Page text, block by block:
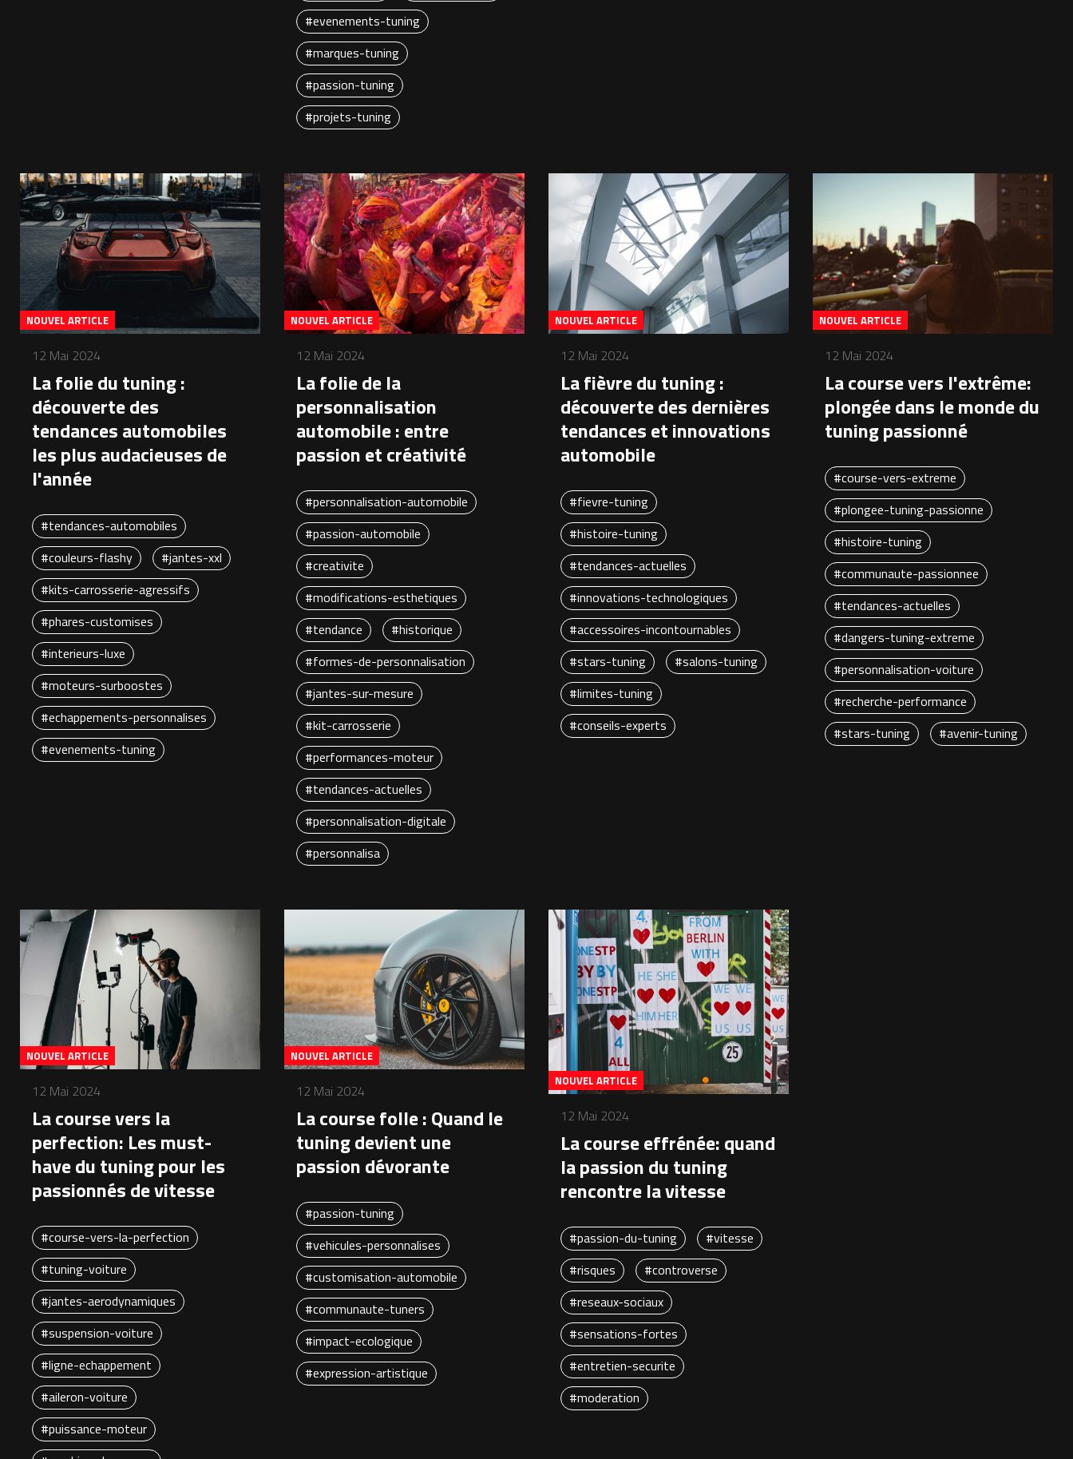
#evenements-tuning
#marques-tuning
#passion-tuning
#projets-tuning
NOUVEL ARTICLE
12 Mai 2024
La folie du tuning :
découverte des
tendances automobiles
les plus audacieuses de
l'année
#tendances-automobiles
#couleurs-flashy
#jantes-xxl
#kits-carrosserie-agressifs
#phares-customises
#interieurs-luxe
#moteurs-surboostes
#echappements-personnalises
#evenements-tuning
NOUVEL ARTICLE
12 Mai 2024
La folie de la
personnalisation
automobile : entre
passion et créativité
#personnalisation-automobile
#passion-automobile
#creativite
#modifications-esthetiques
#tendance
#historique
#formes-de-personnalisation
#jantes-sur-mesure
#kit-carrosserie
#performances-moteur
#tendances-actuelles
#personnalisation-digitale
#personnalisa
NOUVEL ARTICLE
12 Mai 2024
La fièvre du tuning :
découverte des dernières
tendances et innovations
automobile
#fievre-tuning
#histoire-tuning
#tendances-actuelles
#innovations-technologiques
#accessoires-incontournables
#stars-tuning
#salons-tuning
#limites-tuning
#conseils-experts
NOUVEL ARTICLE
12 Mai 2024
La course vers l'extrême:
plongée dans le monde du
tuning passionné
#course-vers-extreme
#plongee-tuning-passionne
#histoire-tuning
#communaute-passionnee
#tendances-actuelles
#dangers-tuning-extreme
#personnalisation-voiture
#recherche-performance
#stars-tuning
#avenir-tuning
NOUVEL ARTICLE
12 Mai 2024
La course vers la
perfection: Les must-
have du tuning pour les
passionnés de vitesse
#course-vers-la-perfection
#tuning-voiture
#jantes-aerodynamiques
#suspension-voiture
#ligne-echappement
#aileron-voiture
#puissance-moteur
NOUVEL ARTICLE
12 Mai 2024
La course folle : Quand le
tuning devient une
passion dévorante
#passion-tuning
#vehicules-personnalises
#customisation-automobile
#communaute-tuners
#impact-ecologique
#expression-artistique
NOUVEL ARTICLE
12 Mai 2024
La course effrénée: quand
la passion du tuning
rencontre la vitesse
#passion-du-tuning
#vitesse
#risques
#controverse
#reseaux-sociaux
#sensations-fortes
#entretien-securite
#moderation